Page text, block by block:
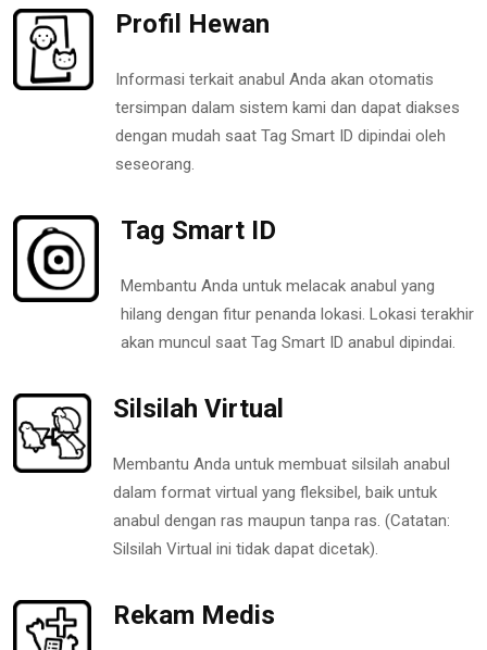
Profil Hewan
Informasi terkait anabul Anda akan otomatis
tersimpan dalam sistem kami dan dapat diakses
dengan mudah saat Tag Smart ID dipindai oleh
seseorang.
Tag Smart ID
Membantu Anda untuk melacak anabul yang
hilang dengan fitur penanda lokasi. Lokasi terakhir
akan muncul saat Tag Smart ID anabul dipindai.
Silsilah Virtual
Membantu Anda untuk membuat silsilah anabul
dalam format virtual yang fleksibel, baik untuk
anabul dengan ras maupun tanpa ras. (Catatan:
Silsilah Virtual ini tidak dapat dicetak).
Rekam Medis